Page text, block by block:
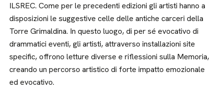
ILSREC. Come per le precedenti edizioni gli artisti hanno a
disposizioni le suggestive celle delle antiche carceri della
Torre Grimaldina. In questo luogo, di per sé evocativo di
drammatici eventi, gli artisti, attraverso installazioni site
specific, offrono letture diverse e riflessioni sulla Memoria,
creando un percorso artistico di forte impatto emozionale
ed evocativo.